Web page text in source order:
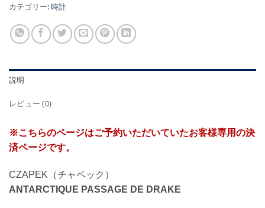
カテゴリー:時計
説明
レビュー (0)
※こちらのページはご予約いただいていたお客様専用の決
済ページです。
CZAPEK（チャペック）
ANTARCTIQUE PASSAGE DE DRAKE